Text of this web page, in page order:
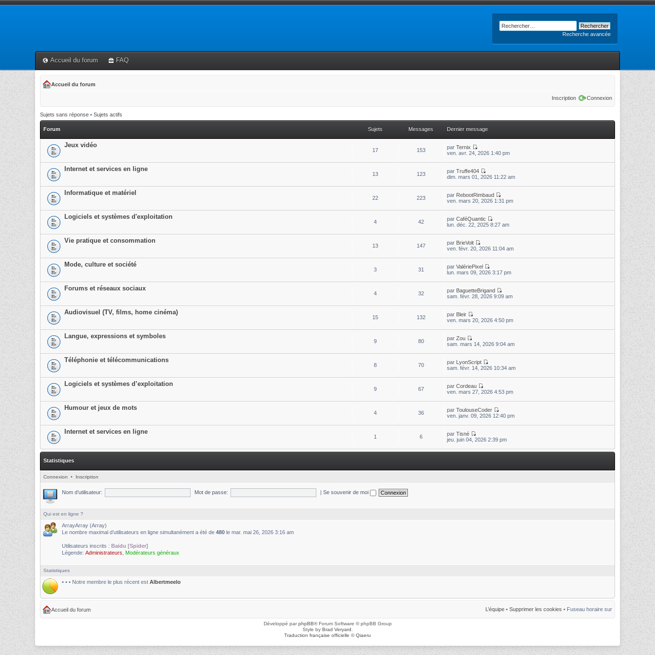
Recherche avancée
Accueil du forum FAQ
Accueil du forum
Inscription Connexion
Sujets sans réponse • Sujets actifs
Forum Sujets Messages Dernier message
Jeux vidéo
17 153 parTernix
ven. avr. 24, 2026 1:40 pm
Internet et services en ligne
13 123 parTruffe404
dim. mars 01, 2026 11:22 am
Informatique et matériel
22 223 par RebootRimbaud
ven. mars 20, 2026 1:31 pm
Logiciels et systèmes d'exploitation
4 42 parCaféQuantic
lun. déc. 22, 2025 8:27 am
Vie pratique et consommation
13 147 par BrieVolt
ven. févr. 20, 2026 11:04 am
Mode, culture et société
3 31 parValériePixel
lun. mars 09, 2026 3:17 pm
Forums et réseaux sociaux
4 32 par BaguetteBrigand
sam. févr. 28, 2026 9:09 am
Audiovisuel (TV, films, home cinéma)
15 132 par Bleir
ven. mars 20, 2026 4:50 pm
Langue, expressions et symboles
9 80 parZou
sam. mars 14, 2026 9:04 am
Téléphonie et télécommunications
8 70 par LyonScript
sam. févr. 14, 2026 10:34 am
Logiciels et systèmes d’exploitation
9 67 parCordeau
ven. mars 27, 2026 4:53 pm
Humour et jeux de mots
4 36 parToulouseCoder
ven. janv. 09, 2026 12:40 pm
Internet et services en ligne
1 6 parTisné
jeu. juin 04, 2026 2:39 pm
Statistiques
Connexion • Inscription
Nom d’utilisateur: Mot de passe: |Se souvenir de moi
Qui est en ligne ?
ArrayArray (Array)
Le nombre maximal d’utilisateurs en ligne simultanément a été de 480 le mar. mai 26, 2026 3:16 am
Utilisateurs inscrits : Baidu [Spider]
Légende: Administrateurs Modérateurs généraux
Statistiques
• • • Notre membre le plus récent est Albertmeelo
Accueil du forum L’équipe • Supprimer les cookies • Fuseau horaire sur
Développé parphpBB® Forum Software © phpBB Group
Style by Brad Veryard
Traduction française officielle ©Qiaeru